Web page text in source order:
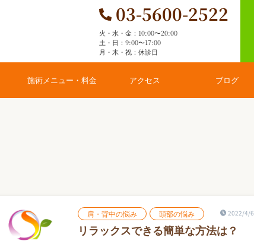
03-5600-2522
火・水・金：10:00〜20:00
土・日：9:00〜17:00
月・木・祝：休診日
施術メニュー・料金 アクセス ブログ
肩・背中の悩み 頭部の悩み 2022/4/6
リラックスできる簡単な方法は？